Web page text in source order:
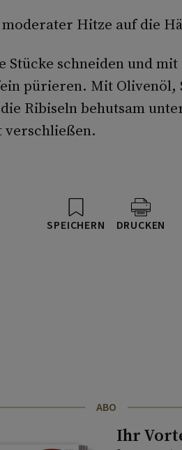
Hitze auf die
Stücke schneiden und
pürieren. Mit Olivenöl,
Ribiseln behutsam
verschließen.
SPEICHERN DRUCKEN
ABO
Ihr